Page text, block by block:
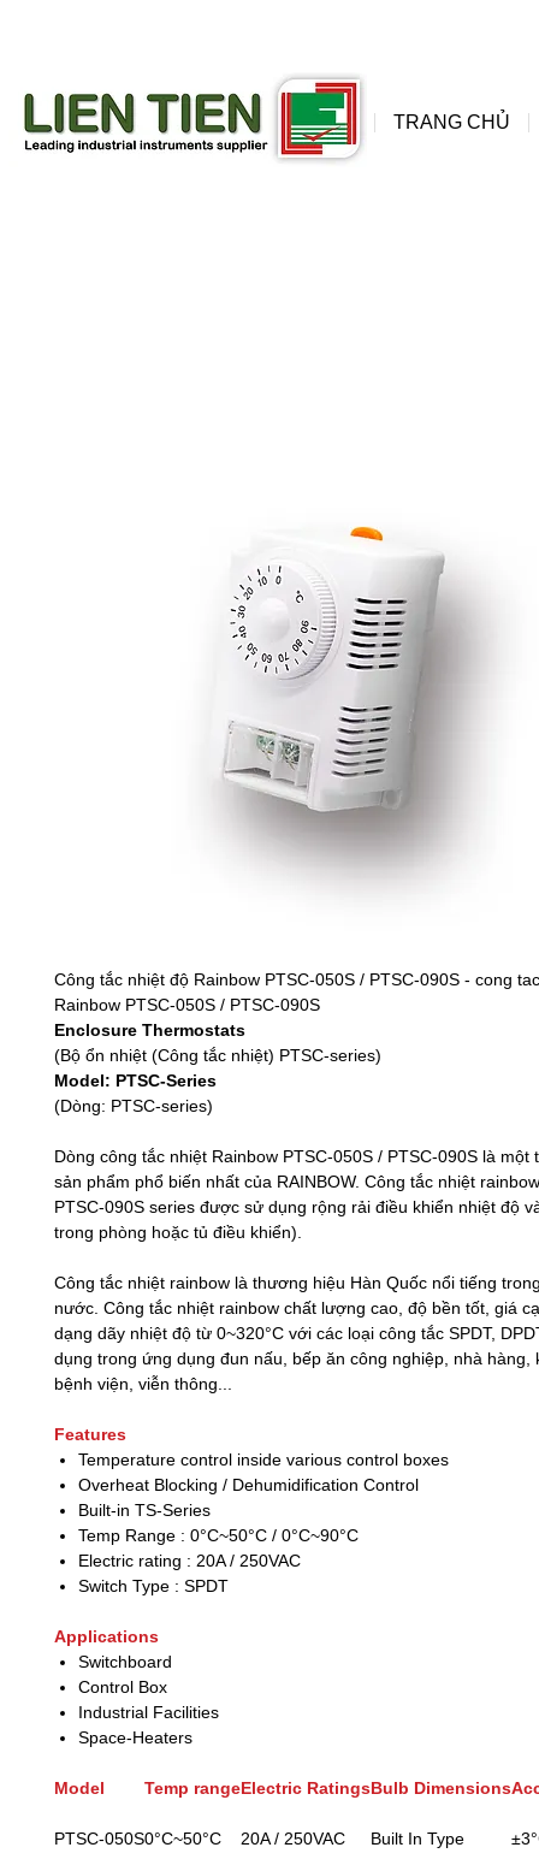
TRANG CHỦ
Công tắc nhiệt độ Rainbow PTSC-050S / PTSC-090S - cong
Rainbow PTSC-050S / PTSC-090S
Enclosure Thermostats
(Bộ ổn nhiệt (Công tắc nhiệt) PTSC-series)
Model: PTSC-Series
(Dòng: PTSC-series)
Dòng công tắc nhiệt Rainbow PTSC-050S / PTSC-090S là một
sản phẩm phổ biến nhất của RAINBOW. Công tắc nhiệt
PTSC-090S series được sử dụng rộng rải điều khiển nhiệt độ
trong phòng hoặc tủ điều khiển).
Công tắc nhiệt rainbow là thương hiệu Hàn Quốc nổi tiếng
nước. Công tắc nhiệt rainbow chất lượng cao, độ bền tốt, giá
dạng dãy nhiệt độ từ 0~320°C với các loại công tắc SPDT,
dụng trong ứng dụng đun nấu, bếp ăn công nghiệp, nhà hàng,
bệnh viện, viễn thông...
Features
Temperature control inside various control boxes
Overheat Blocking / Dehumidification Control
Built-in TS-Series
Temp Range : 0°C~50°C / 0°C~90°C
Electric rating : 20A / 250VAC
Switch Type : SPDT
Applications
Switchboard
Control Box
Industrial Facilities
Space-Heaters
Model Temp rangeElectric RatingsBulb Dimensions
PTSC-050S0°C~50°C 20A / 250VAC Built In Type